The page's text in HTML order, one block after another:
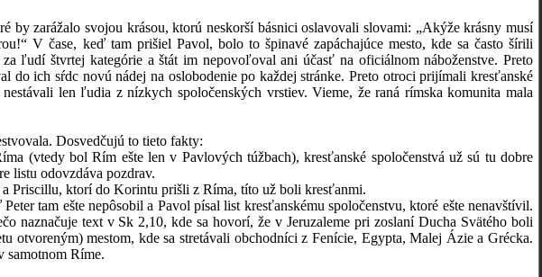
svojou krásou, ktorú neskorší básnici oslavovali slovami: „Akýže krásny musí
V čase, keď tam prišiel Pavol, bolo to špinavé zapáchajúce mesto, kde sa často šírili
ľudí štvrtej kategórie a štát im nepovoľoval ani účasť na oficiálnom náboženstve. Preto
do ich sŕdc novú nádej na oslobodenie po každej stránke. Preto otroci prijímali kresťanské
len ľudia z nízkych spoločenských vrstiev. Vieme, že raná rímska komunita mala
Dosvedčujú to tieto fakty:
bol Rím ešte len v Pavlových túžbach), kresťanské spoločenstvá už sú tu dobre
listu odovzdáva pozdrav.
ktorí do Korintu prišli z Ríma, títo už boli kresťanmi.
tam ešte nepôsobil a Pavol písal list kresťanskému spoločenstvu, ktoré ešte nenavštívil.
naznačuje text v Sk 2,10, kde sa hovorí, že v Jeruzaleme pri zoslaní Ducha Svätého boli
mestom, kde sa stretávali obchodníci z Fenície, Egypta, Malej Ázie a Grécka.
samotnom Ríme.